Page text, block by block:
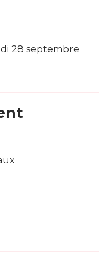
28 septembre